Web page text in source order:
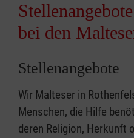
bei den
Stellenangebote
Wir Malteser in
Menschen, die Hilfe
deren Religion, Herkunft